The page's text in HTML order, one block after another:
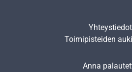
Yhteystiedot
Toimipisteiden
Anna